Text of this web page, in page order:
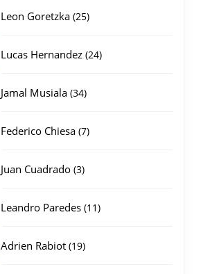
Leon Goretzka 2525
Lucas Hernandez 2424
Jamal Musiala 3434
Federico Chiesa 77
Juan Cuadrado 33
Leandro Paredes 1111
Adrien Rabiot 1919